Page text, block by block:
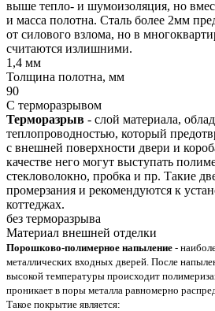
выше тепло- и шумоизоляция, но
и масса полотна. Сталь более 2мм
от силового взлома, но в
считаются излишними.
1,4 мм
Толщина полотна, мм
90
С терморазрывом
Терморазрыв - слой материала,
теплопроводностью, который
с внешней поверхности двери и
качестве него могут выступать
стекловолокно, пробка и пр. Такие
промерзания и рекомендуются к
коттеджах.
без терморазрыва
Материал внешней отделки
Порошково-полимерное напыление -
металлических входных дверей. После
высокой температуры происходит
проникает в поры металла равномерно
Такое покрытие является: